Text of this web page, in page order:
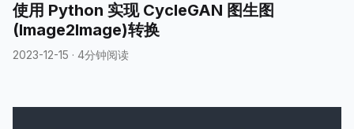
使用 Python 实现 CycleGAN 图生图
(Image2Image)转换
2023-12-15 · 4分钟阅读